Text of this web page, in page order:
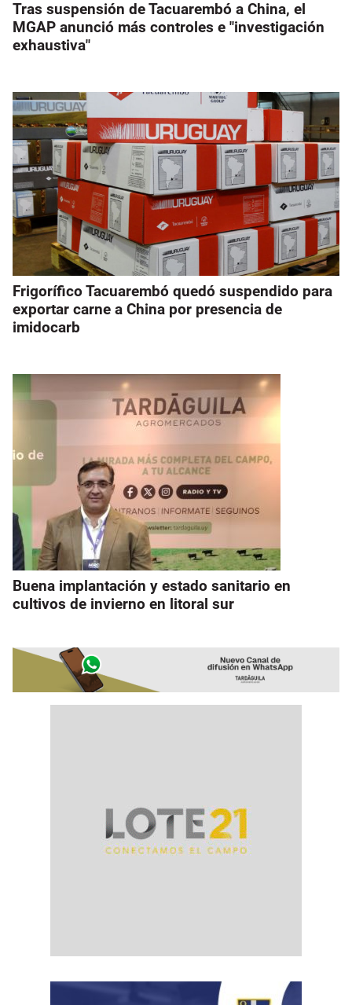
Tras suspensión de Tacuarembó a China, el
MGAP anunció más controles e "investigación
exhaustiva"
Frigorífico Tacuarembó quedó suspendido para
exportar carne a China por presencia de
imidocarb
Buena implantación y estado sanitario en
cultivos de invierno en litoral sur